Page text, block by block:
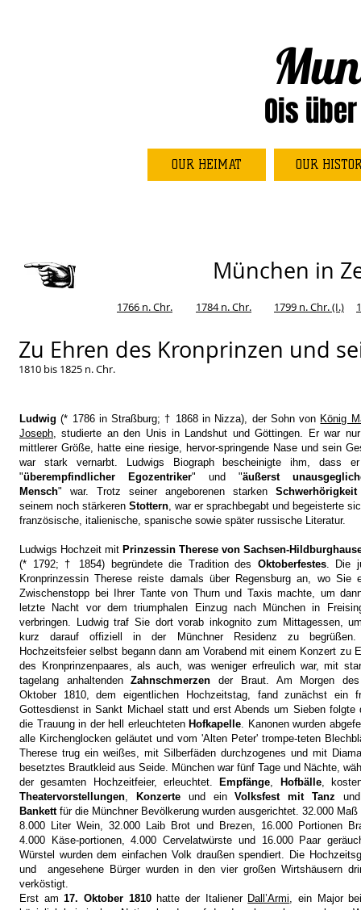
Ois
OUR HEIMAT OUR
München in
1766 n. Chr. 1784 n. Chr. 1799 n. Chr. (I.)
Zu Ehren des Kronprinzen und
1810 bis 1825 n. Chr.
Ludwig (* 1786 in Straßburg; † 1868 in Nizza), der Sohn von König
Joseph, studierte an den Unis in Landshut und Göttingen. Er war
mittlerer Größe, hatte eine riesige, hervor-springende Nase und sein
war stark vernarbt. Ludwigs Biograph bescheinigte ihm, dass
"überempfindlicher Egozentriker" und "äußerst
Mensch" war. Trotz seiner angeborenen starken Schwerhörigkeit
seinem noch stärkeren Stottern, war er sprachbegabt und begeisterte
französische, italienische, spanische sowie später russische Literatur.
Ludwigs Hochzeit mit Prinzessin Therese von Sachsen-
(* 1792; † 1854) begründete die Tradition des Oktoberfestes. Die
Kronprinzessin Therese reiste damals über Regensburg an, wo Sie
Zwischenstopp bei Ihrer Tante von Thurn und Taxis machte, um
letzte Nacht vor dem triumphalen Einzug nach München in
verbringen. Ludwig traf Sie dort vorab inkognito zum Mittagessen,
kurz darauf offiziell in der Münchner Residenz zu
Hochzeitsfeier selbst begann dann am Vorabend mit einem Konzert zu
des Kronprinzenpaares, als auch, was weniger erfreulich war, mit
tagelang anhaltendenZahnschmerzen der Braut. Am Morgen
Oktober 1810, dem eigentlichen Hochzeitstag, fand zunächst ein
Gottesdienst in Sankt Michael statt und erst Abends um Sieben folgte
die Trauung in der hell erleuchteten Hofkapelle. Kanonen wurden
alle Kirchenglocken geläutet und vom 'Alten Peter' trompe-teten
Therese trug ein weißes, mit Silberfäden durchzogenes und mit
besetztes Brautkleid aus Seide. München war fünf Tage und Nächte,
der gesamten Hochzeitfeier, erleuchtet.
Empfänge, Hofbälle,
Theatervorstellungen, Konzerteund einVolksfest mit Tanz
Bankettfür die Münchner Bevölkerung wurden ausgerichtet. 32.000 Maß
8.000 Liter Wein, 32.000 Laib Brot und Brezen, 16.000 Portionen
4.000 Käse-portionen, 4.000 Cervelatwürste und 16.000 Paar
Würstel wurden dem einfachen Volk draußen spendiert. Die
und angesehene Bürger wurden in den vier großen Wirtshäusern
verköstigt.
Erst am17. Oktober 1810hatte der Italiener Dall’Armi, ein Major